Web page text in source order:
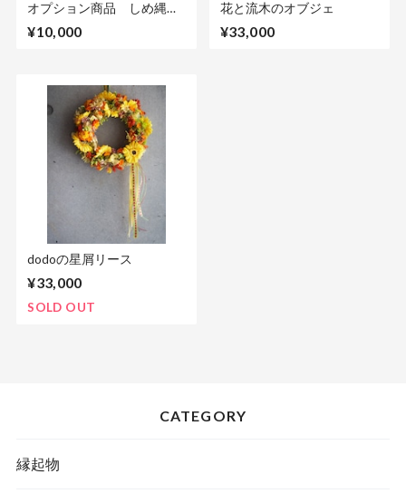
オプション商品 しめ縄宝
船 『帆の部分』手書きオ
ーダーメイド
¥10,000
花と流木のオブジェ
¥33,000
dodoの星屑リース
¥33,000
SOLD OUT
CATEGORY
縁起物